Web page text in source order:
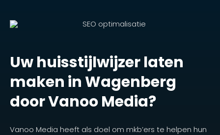
Uw huisstijlwijzer laten
maken in Wagenberg
door Vanoo Media?
Vanoo Media heeft als doel om mkb’ers te helpen hun